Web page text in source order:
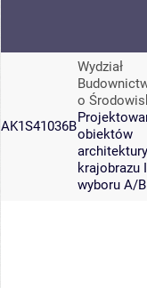
AK1S41036B
Wydział
o
obiektów
architektury
krajobrazu
wyboru A/